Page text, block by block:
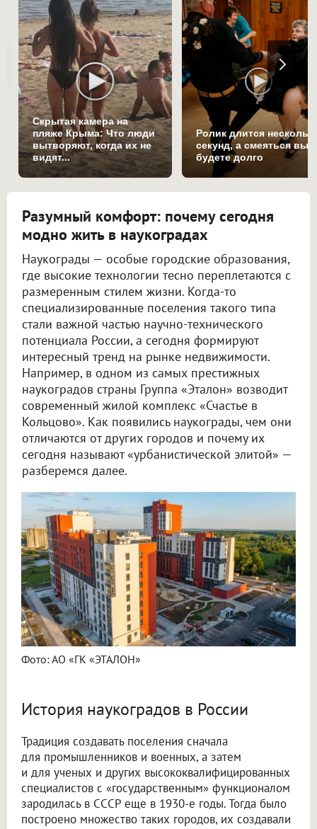
Скрытая камера на
пляже Крыма: Что люди
вытворяют, когда их не
видят...
Ролик длится
секунд, а смеяться вы
будете долго
Разумный комфорт: почему сегодня
модно жить в наукоградах
Наукограды — особые городские образования,
где высокие технологии тесно переплетаются с
размеренным стилем жизни. Когда-то
специализированные поселения такого типа
стали важной частью научно-технического
потенциала России, а сегодня формируют
интересный тренд на рынке недвижимости.
Например, в одном из самых престижных
наукоградов страны Группа «Эталон» возводит
современный жилой комплекс «Счастье в
Кольцово». Как появились наукограды, чем они
отличаются от других городов и почему их
сегодня называют «урбанистической элитой» —
разберемся далее.
Фото: АО «ГК «ЭТАЛОН»
История наукоградов в России
Традиция создавать поселения сначала
для промышленников и военных, а затем
и для ученых и других высококвалифицированных
специалистов с «государственным» функционалом
зародилась в СССР еще в 1930-е годы. Тогда было
построено множество таких городов, их создавали